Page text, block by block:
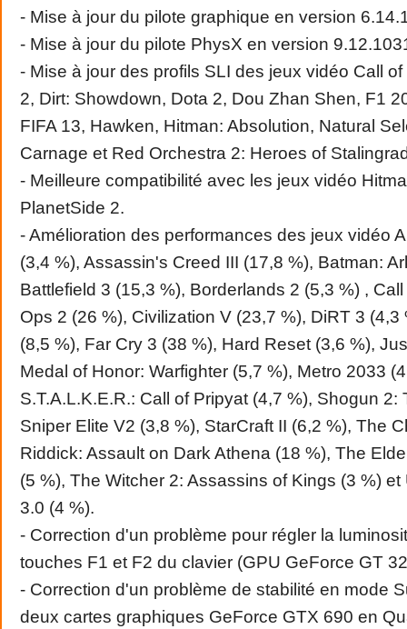
- Mise à jour du pilote graphique en version
- Mise à jour du pilote PhysX en version
- Mise à jour des profils SLI des jeux vidéo Call
2, Dirt: Showdown, Dota 2, Dou Zhan Shen, F1
FIFA 13, Hawken, Hitman: Absolution, Natural
Carnage et Red Orchestra 2: Heroes of
- Meilleure compatibilité avec les jeux vidéo
PlanetSide 2.
- Amélioration des performances des jeux vidéo
(3,4 %), Assassin's Creed III (17,8 %), Batman:
Battlefield 3 (15,3 %), Borderlands 2 (5,3 %) ,
Ops 2 (26 %), Civilization V (23,7 %), DiRT 3 (4,3
(8,5 %), Far Cry 3 (38 %), Hard Reset (3,6 %),
Medal of Honor: Warfighter (5,7 %), Metro 2033
S.T.A.L.K.E.R.: Call of Pripyat (4,7 %), Shogun 2:
Sniper Elite V2 (3,8 %), StarCraft II (6,2 %), The
Riddick: Assault on Dark Athena (18 %), The
(5 %), The Witcher 2: Assassins of Kings (3 %)
3.0 (4 %).
- Correction d'un problème pour régler la
touches F1 et F2 du clavier (GPU GeForce GT
- Correction d'un problème de stabilité en mode
deux cartes graphiques GeForce GTX 690 en